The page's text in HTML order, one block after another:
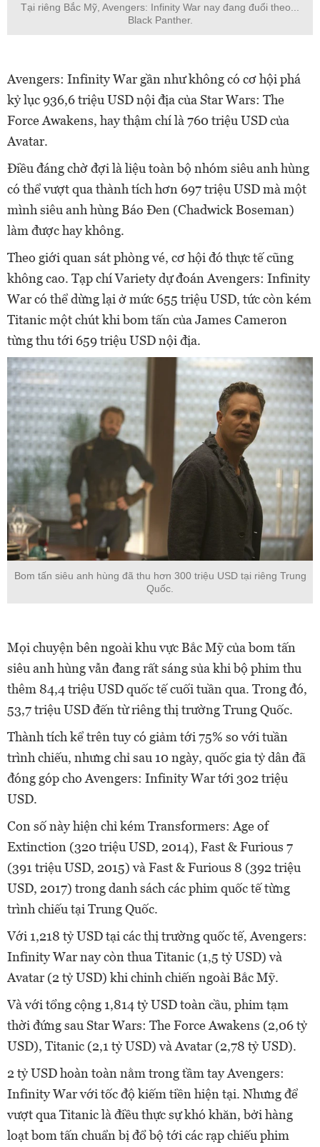
Tại riêng Bắc Mỹ, Avengers: Infinity War nay đang đuổi theo...
Black Panther.
Avengers: Infinity War gần như không có cơ hội phá
kỷ lục 936,6 triệu USD nội địa của Star Wars: The
Force Awakens, hay thậm chí là 760 triệu USD của
Avatar.
Điều đáng chờ đợi là liệu toàn bộ nhóm siêu anh hùng
có thể vượt qua thành tích hơn 697 triệu USD mà một
mình siêu anh hùng Báo Đen (Chadwick Boseman)
làm được hay không.
Theo giới quan sát phòng vé, cơ hội đó thực tế cũng
không cao. Tạp chí Variety dự đoán Avengers: Infinity
War có thể dừng lại ở mức 655 triệu USD, tức còn kém
Titanic một chút khi bom tấn của James Cameron
từng thu tới 659 triệu USD nội địa.
Bom tấn siêu anh hùng đã thu hơn 300 triệu USD tại riêng Trung
Quốc.
Mọi chuyện bên ngoài khu vực Bắc Mỹ của bom tấn
siêu anh hùng vẫn đang rất sáng sủa khi bộ phim thu
thêm 84,4 triệu USD quốc tế cuối tuần qua. Trong đó,
53,7 triệu USD đến từ riêng thị trường Trung Quốc.
Thành tích kể trên tuy có giảm tới 75% so với tuần
trình chiếu, nhưng chỉ sau 10 ngày, quốc gia tỷ dân đã
đóng góp cho Avengers: Infinity War tới 302 triệu
USD.
Con số này hiện chỉ kém Transformers: Age of
Extinction (320 triệu USD, 2014), Fast & Furious 7
(391 triệu USD, 2015) và Fast & Furious 8 (392 triệu
USD, 2017) trong danh sách các phim quốc tế từng
trình chiếu tại Trung Quốc.
Với 1,218 tỷ USD tại các thị trường quốc tế, Avengers:
Infinity War nay còn thua Titanic (1,5 tỷ USD) và
Avatar (2 tỷ USD) khi chinh chiến ngoài Bắc Mỹ.
Và với tổng cộng 1,814 tỷ USD toàn cầu, phim tạm
thời đứng sau Star Wars: The Force Awakens (2,06 tỷ
USD), Titanic (2,1 tỷ USD) và Avatar (2,78 tỷ USD).
2 tỷ USD hoàn toàn nằm trong tầm tay Avengers:
Infinity War với tốc độ kiếm tiền hiện tại. Nhưng để
vượt qua Titanic là điều thực sự khó khăn, bởi hàng
loạt bom tấn chuẩn bị đổ bộ tới các rạp chiếu phim